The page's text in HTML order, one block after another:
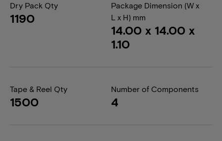
Dry Pack Qty
1190
Package Dimension (W x
L x H) mm
14.00 x 14.00 x
1.10
Tape & Reel Qty
1500
Number of Components
4